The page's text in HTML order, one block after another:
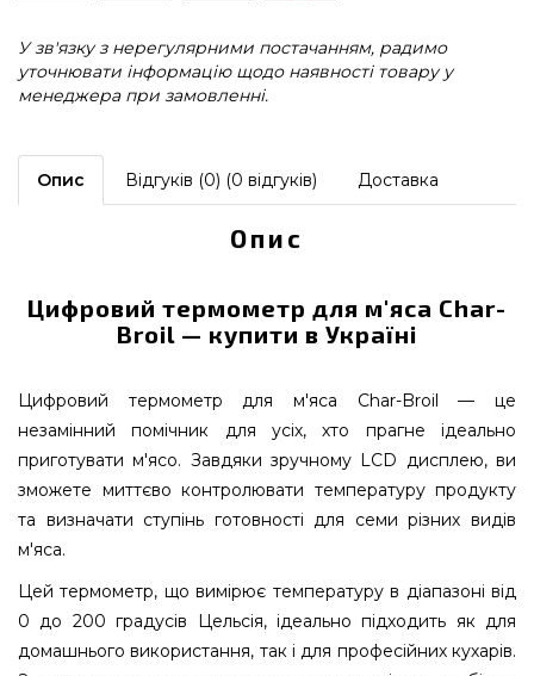
У зв'язку з нерегулярними постачанням, радимо
уточнювати інформацію щодо наявності товару у
менеджера при замовленні.
Опис Відгуків (0) (0 відгуків) Доставка
Опис
Цифровий термометр для м'яса Char-
Broil — купити в Україні
Цифровий термометр для м'яса Char-Broil — це
незамінний помічник для усіх, хто прагне ідеально
приготувати м'ясо. Завдяки зручному LCD дисплею, ви
зможете миттєво контролювати температуру продукту
та визначати ступінь готовності для семи різних видів
м'яса.
Цей термометр, що вимірює температуру в діапазоні від
0 до 200 градусів Цельсія, ідеально підходить як для
домашнього використання, так і для професійних кухарів.